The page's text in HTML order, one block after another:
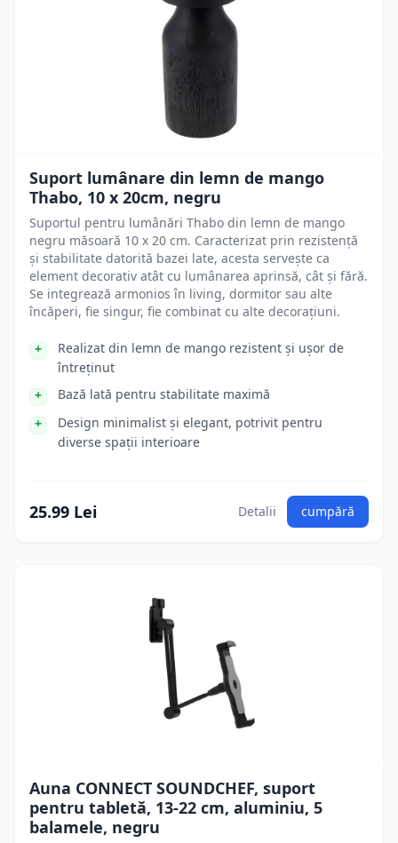
Suport lumânare din lemn de mango
Thabo, 10 x 20cm, negru
Suportul pentru lumânări Thabo din lemn de mango
negru măsoară 10 x 20 cm. Caracterizat prin rezistență
și stabilitate datorită bazei late, acesta servește ca
element decorativ atât cu lumânarea aprinsă, cât și fără.
Se integrează armonios în living, dormitor sau alte
încăperi, fie singur, fie combinat cu alte decorațiuni.
Realizat din lemn de mango rezistent și ușor de
întreținut
Bază lată pentru stabilitate maximă
Design minimalist și elegant, potrivit pentru
diverse spații interioare
25.99 Lei Detalii cumpără
Auna CONNECT SOUNDCHEF, suport
pentru tabletă, 13-22 cm, aluminiu, 5
balamele, negru